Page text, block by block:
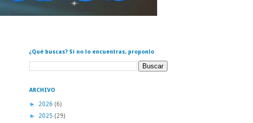
¿Qué buscas? Si no lo encuentras, proponlo
ARCHIVO
► 2026 (6)
► 2025 (29)